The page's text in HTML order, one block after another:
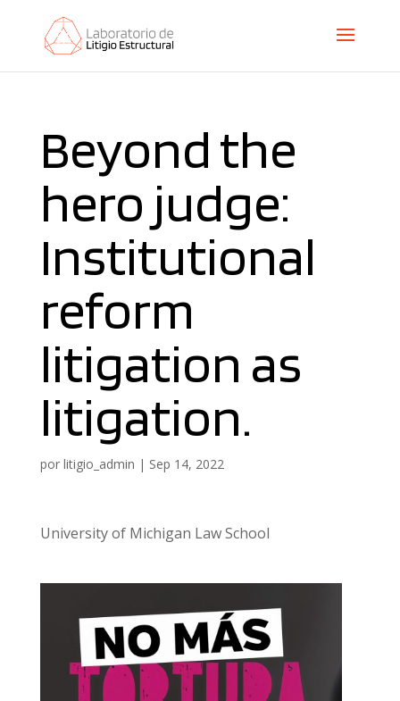
Beyond the
hero judge:
Institutional
reform
litigation as
litigation.
por litigio_admin | Sep 14, 2022
University of Michigan Law School